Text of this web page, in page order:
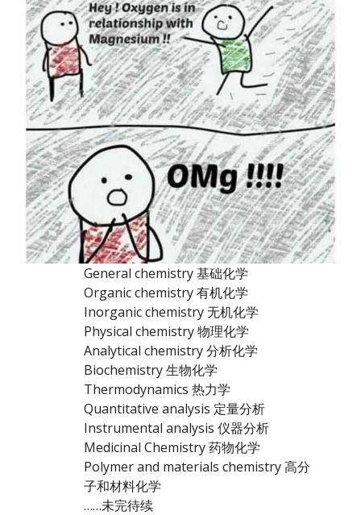
General chemistry 基础化学
Organic chemistry 有机化学
Inorganic chemistry 无机化学
Physical chemistry 物理化学
Analytical chemistry 分析化学
Biochemistry 生物化学
Thermodynamics 热力学
Quantitative analysis 定量分析
Instrumental analysis 仪器分析
Medicinal Chemistry 药物化学
Polymer and materials chemistry 高分
子和材料化学
……未完待续